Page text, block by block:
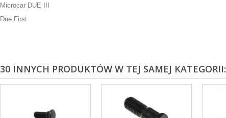
Microcar DUE III
Due First
30 INNYCH PRODUKTÓW W TEJ SAMEJ KATEGORII: